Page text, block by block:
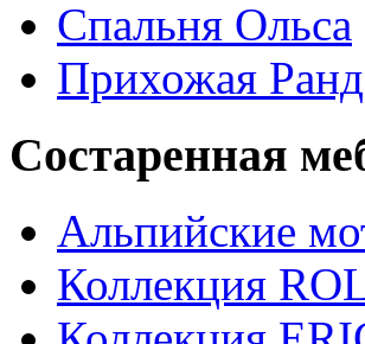
Спальня Ольса
Прихожая
Состаренная
Альпийские
Коллекция